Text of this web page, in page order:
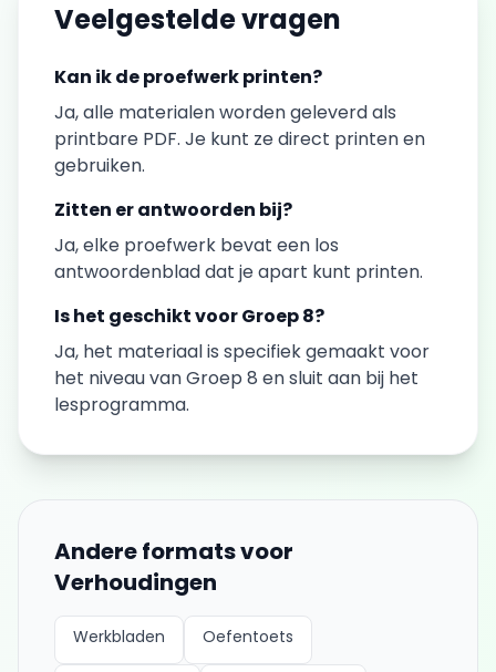
Veelgestelde vragen
Kan ik deproefwerkprinten?
Ja, alle materialen worden geleverd als
printbare PDF. Je kunt ze direct printen en
gebruiken.
Zitten er antwoorden bij?
Ja, elke proefwerk bevat een los
antwoordenblad dat je apart kunt printen.
Is het geschikt voorGroep 8?
Ja, het materiaal is specifiek gemaakt voor
het niveau vanGroep 8 en sluit aan bij het
lesprogramma.
Andere formats voor
Verhoudingen
Werkbladen Oefentoets